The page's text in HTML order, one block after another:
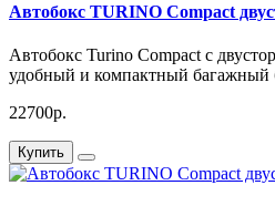
Автобокс TURINO Compact
Автобокс Turino Compact с
удобный и компактный багажный
22700р.
Купить